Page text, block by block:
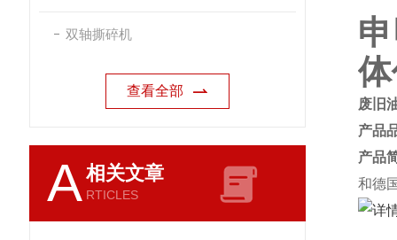
双轴撕碎机
查看全部
A相关文章
RTICLES
废旧
产品
产品
和德